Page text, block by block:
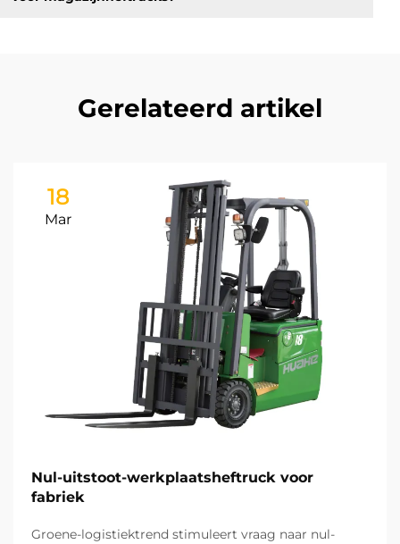
Gerelateerd artikel
18
Mar
Nul-uitstoot-werkplaatsheftruck voor
fabriek
Groene-logistiektrend stimuleert vraag naar nul-